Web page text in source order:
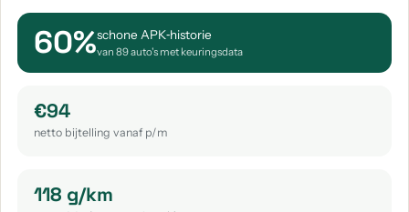
60%schone APK‑historie
van 89 auto's met keuringsdata
€94
netto bijtelling vanaf p/m
118 g/km